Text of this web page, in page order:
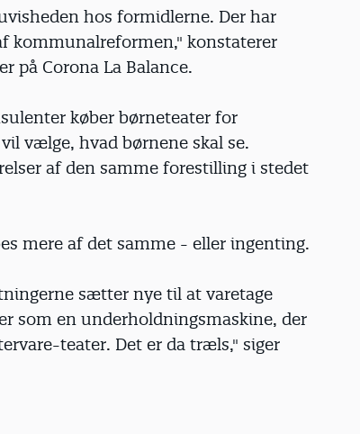
hos formidlerne. Der har
kommunalreformen," konstaterer
på Corona La Balance.
køber børneteater for
vælge, hvad børnene skal se.
af den samme forestilling i stedet
mere af det samme - eller ingenting.
sætter nye til at varetage
som en underholdningsmaskine, der
teater. Det er da træls," siger